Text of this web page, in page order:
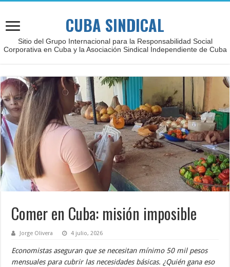
CUBA SINDICAL
Sitio del Grupo Internacional para la Responsabilidad Social
Corporativa en Cuba y la Asociación Sindical Independiente de Cuba
Comer en Cuba: misión imposible
Jorge Olivera 4 julio, 2026
Economistas aseguran que se necesitan mínimo 50 mil pesos
mensuales para cubrir las necesidades básicas. ¿Quién gana eso